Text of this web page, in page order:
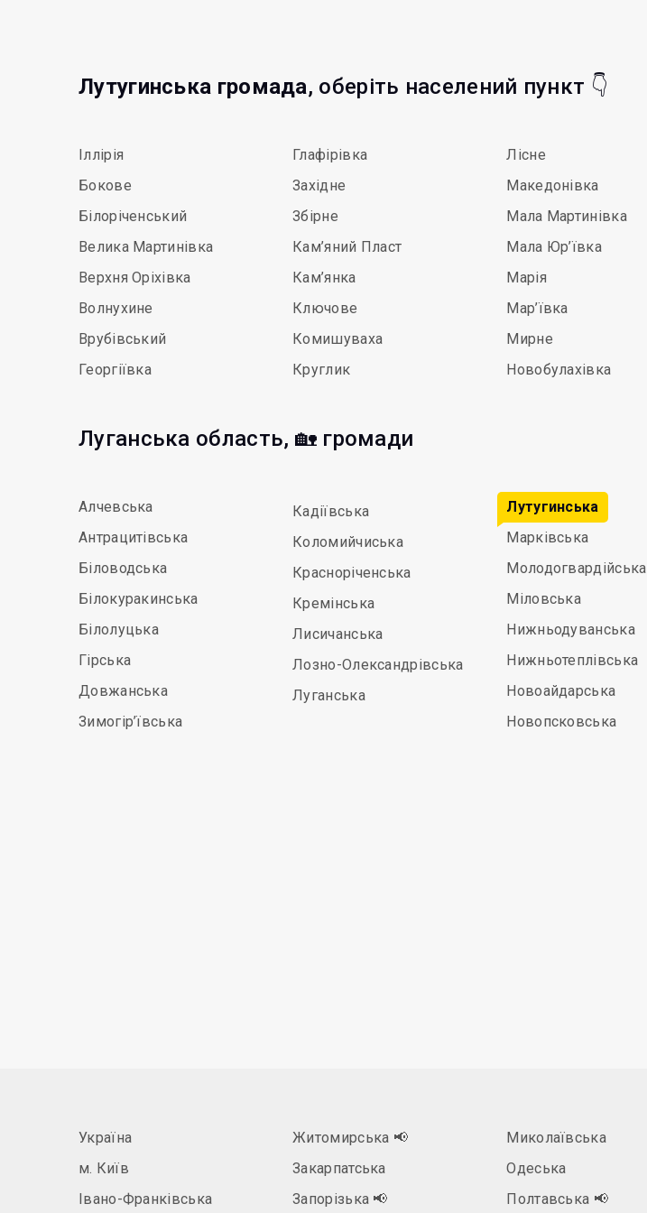
Лутугинська громада, оберіть населений пункт 👇
Іллірія
Бокове
Білоріченський
Велика Мартинівка
Верхня Оріхівка
Волнухине
Врубівський
Георгіївка
Глафірівка
Західне
Збірне
Кам’яний Пласт
Кам’янка
Ключове
Комишуваха
Круглик
Лісне
Македонівка
Мала Мартинівка
Мала Юр’ївка
Марія
Мар’ївка
Мирне
Новобулахівка
Луганська область, 🏡 громади
Алчевська
Антрацитівська
Біловодська
Білокуракинська
Білолуцька
Гірська
Довжанська
Зимогір’ївська
Кадіївська
Коломийчиська
Красноріченська
Кремінська
Лисичанська
Лозно-Олександрівська
Луганська
Лутугинська
Марківська
Молодогвардійська
Міловська
Нижньодуванська
Нижньотеплівська
Новоайдарська
Новопсковська
Україна
м. Київ
Івано-Франківська
Житомирська 📢
Закарпатська
Запорізька 📢
Миколаївська
Одеська
Полтавська 📢